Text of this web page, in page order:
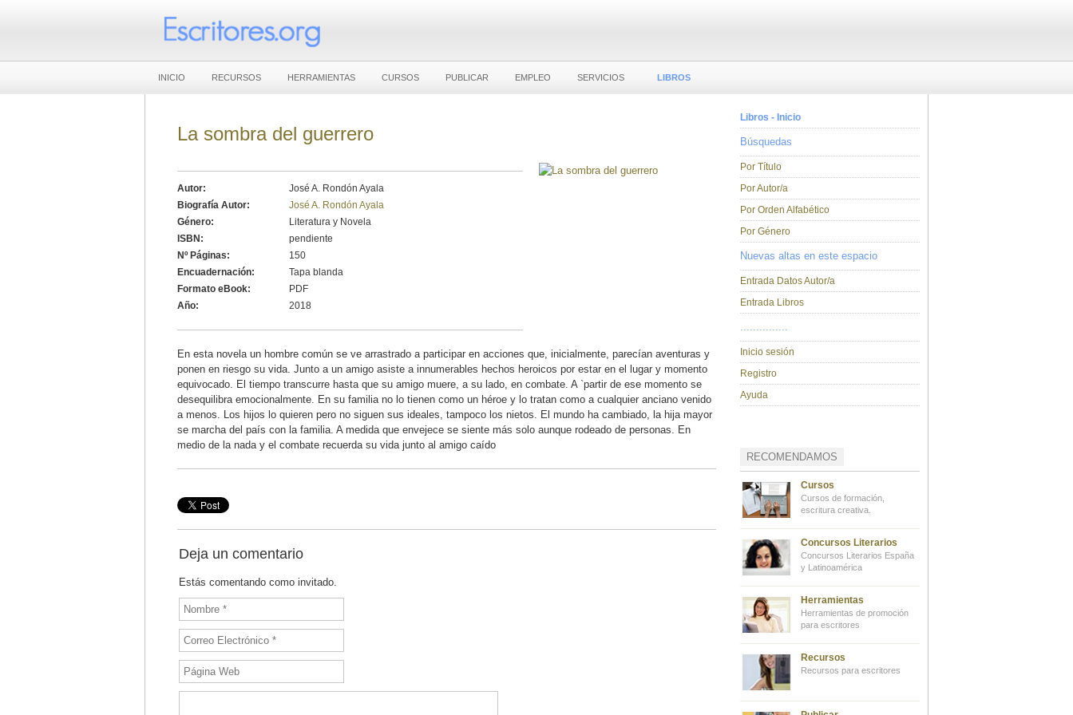
INICIO RECURSOS HERRAMIENTAS CURSOS PUBLICAR EMPLEO SERVICIOS LIBROS
La sombra del guerrero
Autor:
José A. Rondón Ayala
Biografía Autor:
José A. Rondón Ayala
Género:
Literatura y Novela
ISBN:
pendiente
Nº Páginas:
150
Encuadernación:
Tapa blanda
Formato eBook:
PDF
Año:
2018
En esta novela un hombre común se ve arrastrado a participar en acciones que, inicialmente, parecían aventuras y
ponen en riesgo su vida. Junto a un amigo asiste a innumerables hechos heroicos por estar en el lugar y momento
equivocado. El tiempo transcurre hasta que su amigo muere, a su lado, en combate. A `partir de ese momento se
desequilibra emocionalmente. En su familia no lo tienen como un héroe y lo tratan como a cualquier anciano venido
a menos. Los hijos lo quieren pero no siguen sus ideales, tampoco los nietos. El mundo ha cambiado, la hija mayor
se marcha del país con la familia. A medida que envejece se siente más solo aunque rodeado de personas. En
medio de la nada y el combate recuerda su vida junto al amigo caído
Deja un comentario
Estás comentando como invitado.
Libros - Inicio
Búsquedas
Por Título
Por Autor/a
Por Orden Alfabético
Por Género
Nuevas altas en este espacio
Entrada Datos Autor/a
Entrada Libros
...............
Inicio sesión
Registro
Ayuda
RECOMENDAMOS
Cursos
Cursos de formación,
escritura creativa.
Concursos Literarios
Concursos Literarios España
y Latinoamérica
Herramientas
Herramientas de promoción
para escritores
Recursos
Recursos para escritores